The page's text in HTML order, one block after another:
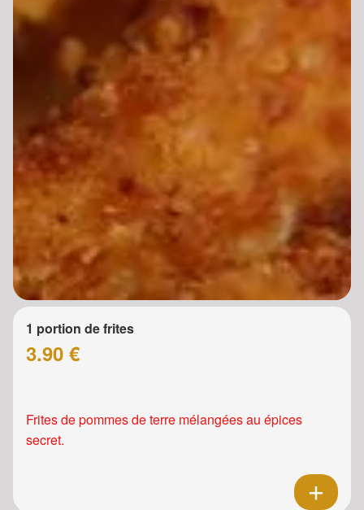
1 portion de frites
3.90 €
Frites de pommes de terre mélangées au épices
secret.